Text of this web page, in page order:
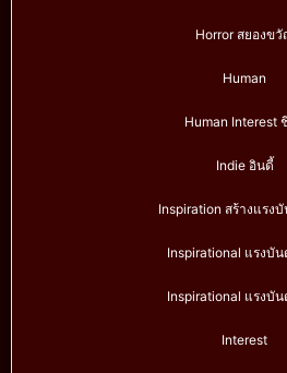
Horror สยองข
Human
Human Interest
Indie อินดี้
Inspiration สร้างแรง
Inspirational แรงบัน
Inspirational แรงบัน
Interest